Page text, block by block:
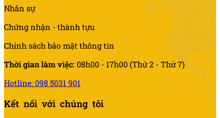
Nhân sự
Chứng nhận - thành tựu
Chính sách bảo mật thông tin
Thời gian làm việc: 08h00 - 17h00 (Thứ 2 - Thứ 7)
Hotline: 098 5031 901
Kết nối với chúng tôi